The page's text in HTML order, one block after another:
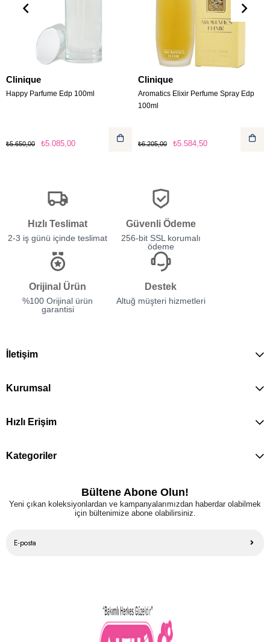
Clinique
Happy Parfume Edp 100ml
₺5.085,00
₺5.650,00
Clinique
Aromatics Elixir Perfume Spray Edp
100ml
₺5.584,50
₺6.205,00
Hızlı Teslimat
2-3 iş günü içinde teslimat
Güvenli Ödeme
256-bit SSL korumalı
ödeme
Orijinal Ürün
%100 Orijinal ürün
garantisi
Destek
Altuğ müşteri hizmetleri
İletişim
Kurumsal
Hızlı Erişim
Kategoriler
Bültene Abone Olun!
Yeni çıkan koleksiyonlardan ve kampanyalarımızdan haberdar olabilmek
için bültenimize abone olabilirsiniz.